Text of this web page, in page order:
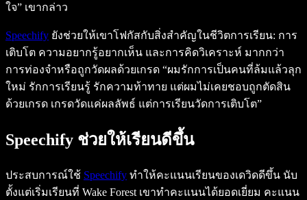
ใจ” เขากล่าว
Speechify ยังช่วยให้เขาโฟกัสกับสิ่งสำคัญในชีวิตการเรียน: การ
เติบโต ความอยากรู้อยากเห็น และการคิดวิเคราะห์ มากกว่า
การท่องจำหรือถูกวัดผลด้วยเกรด “ผมรักการเป็นคนที่ล้มแล้วลุก
ใหม่ รักการเรียนรู้ รักความท้าทาย แต่ผมไม่เคยชอบถูกตัดสิน
ด้วยเกรด เกรดวัดแค่ผลลัพธ์ แต่การเรียนวัดการเติบโต”
Speechify ช่วยให้เรียนดีขึ้น
ประสบการณ์ใช้ Speechify ทำให้คะแนนเรียนของเดวิดดีขึ้น นับ
ตั้งแต่เริ่มเรียนที่ Wake Forest เขาทำคะแนนได้ยอดเยี่ยม คะแนน